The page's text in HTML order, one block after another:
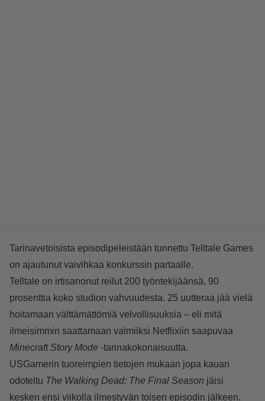
Tarinavetoisista episodipeleistään tunnettu Telltale Games
on ajautunut vaivihkaa konkurssin partaalle.
Telltale on irtisanonut reilut 200 työntekijäänsä, 90
prosenttia koko studion vahvuudesta. 25 uutteraa jää vielä
hoitamaan välttämättömiä velvollisuuksia – eli mitä
ilmeisimmin saattamaan valmiiksi Netflixiin saapuvaa
Minecraft Story Mode -tarinakokonaisuutta.
USGamerin tuoreimpien tietojen mukaan jopa kauan
odoteltu The Walking Dead: The Final Season jäisi
kesken ensi viikolla ilmestyvän toisen episodin jälkeen.